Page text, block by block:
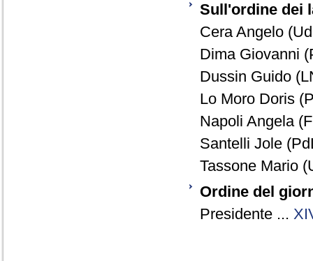
Sull'ordine dei
Cera Angelo
Dima Giovanni
Dussin Guido
Lo Moro Doris
Napoli Angela
Santelli Jole
Tassone Mario
Ordine del
Presidente ...